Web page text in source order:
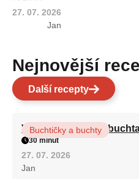
27. 07. 2026
Jan
Nejnovější
Další recepty
Vláčná olejová litá
Buchtičky a buchty
30 minut
27. 07. 2026
Jan